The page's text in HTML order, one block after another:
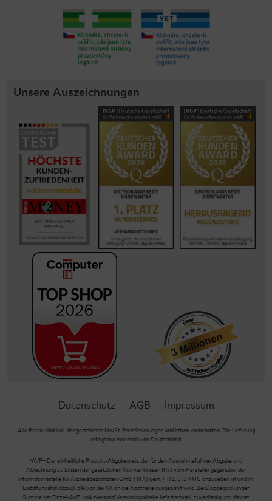
Unsere Auszeichnungen
Datenschutz AGB Impressum
Alle Preise sind inkl. der gestzlichen MwSt. Preisänderungen und Irrtum vorbehalten. Die Lieferung
erfolgt nur innerhalb von Deutschland.
*AVP= Der einheitliche Produkt-Abgabepreis, der für den Ausnahmefall der Abgabe und
Abrechnung zu Lasten der gesetzlichen Krankenkassen (KK) vom Hersteller gegenüber der
Informationsstelle für Arzneispezialitäten GmbH (IFA) gem. § III 1, S. 2 AMG anzugeben ist und im
Erstattungsfall abzügl. 5% von der KK an die Apotheke ausgezahlt wird. Bei Doppelpackungen
Summe der Einzel-AVP. Volksversand Versandapotheke liefert schnell, zuverlässig und diskret.